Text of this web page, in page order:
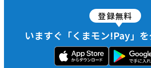
登録無料
いますぐ「くまモン!Pay」